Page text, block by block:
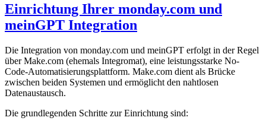
Einrichtung Ihrer monday.com und
meinGPT Integration
Die Integration von monday.com und meinGPT erfolgt in der Regel
über Make.com (ehemals Integromat), eine leistungsstarke No-
Code-Automatisierungsplattform. Make.com dient als Brücke
zwischen beiden Systemen und ermöglicht den nahtlosen
Datenaustausch.
Die grundlegenden Schritte zur Einrichtung sind: